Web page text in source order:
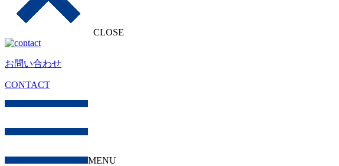
CLOSE
お問い合わせ
CONTACT
MENU